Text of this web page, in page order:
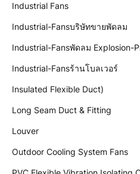
Industrial Fans
Industrial-Fansบริษัทขายพัดลม
Industrial-Fansพัดลม Explosion-
Industrial-Fansร้านโบลเวอร์
Insulated Flexible Duct)
Long Seam Duct & Fitting
Louver
Outdoor Cooling System Fans